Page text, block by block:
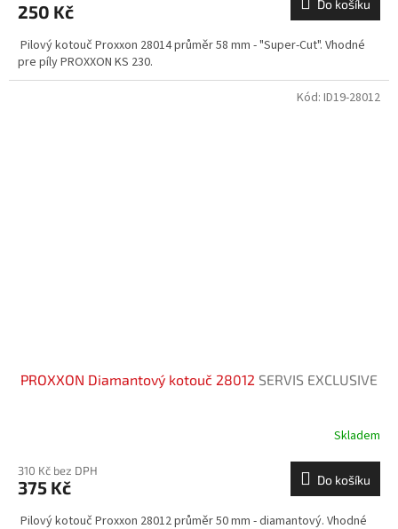
250 Kč Do košíku
Pilový kotouč Proxxon 28014 průměr 58 mm - "Super-Cut". Vhodné
pre píly PROXXON KS 230.
PROXXON Diamantový kotouč 28012 SERVIS EXCLUSIVE
Skladem
310 Kč bez DPH
375 Kč Do košíku
Pilový kotouč Proxxon 28012 průměr 50 mm - diamantový. Vhodné
Kód: ID19-28012